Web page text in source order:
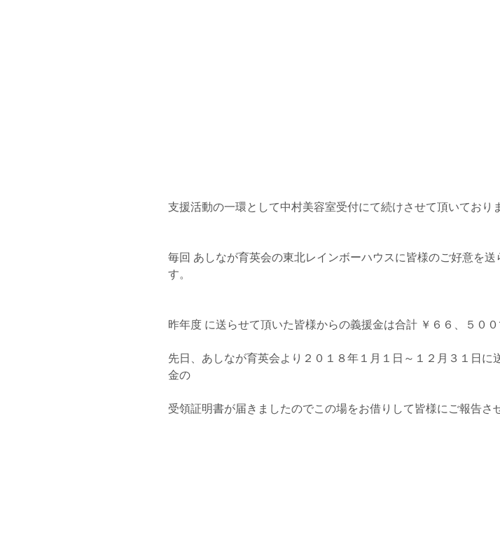
支援活動の一環として中村美容室受付にて続けさせて頂いており
毎回 あしなが育英会の東北レインボーハウスに皆様のご好意を送
す。
昨年度 に送らせて頂いた皆様からの義援金は合計 ￥６６、５００
先日、あしなが育英会より２０１８年１月１日～１２月３１日に
金の
受領証明書が届きましたのでこの場をお借りして皆様にご報告さ